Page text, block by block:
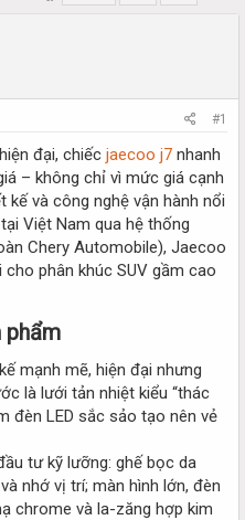
#1
đại, chiếc jaecoo j7 nhanh
– không chỉ vì mức giá cạnh
và công nghệ vận hành nổi
Việt Nam qua hệ thống
Chery Automobile), Jaecoo
phân khúc SUV gầm cao
phẩm​
mạnh mẽ, hiện đại nhưng
là lưới tản nhiệt kiểu “thác
đèn LED sắc sảo tạo nên vẻ
tư kỹ lưỡng: ghế bọc da
nhớ vị trí; màn hình lớn, đèn
chrome và la-zăng hợp kim